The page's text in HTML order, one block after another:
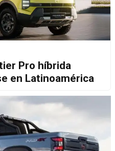
Pro híbrida
en Latinoamérica